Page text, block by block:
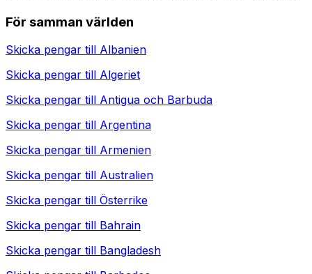
För samman världen
Skicka pengar till Albanien
Skicka pengar till Algeriet
Skicka pengar till Antigua och Barbuda
Skicka pengar till Argentina
Skicka pengar till Armenien
Skicka pengar till Australien
Skicka pengar till Österrike
Skicka pengar till Bahrain
Skicka pengar till Bangladesh